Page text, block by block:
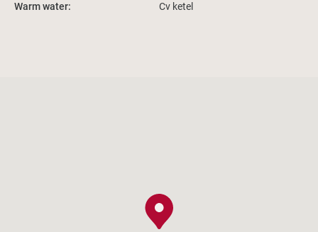
Warm water:
Cv ketel